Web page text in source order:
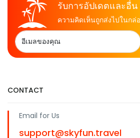
รับการอัปเดตและอื่น
ความคิดเห็นถูกส่งไปในก
CONTACT
Email for Us
support@skyfun.travel